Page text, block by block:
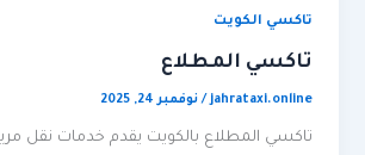
تاكسي الكويت
تاكسي المطلاع
jahrataxi.online
/نوفمبر 24, 2025
تاكسي المطلاع بالكويت يقدم خدمات نقل